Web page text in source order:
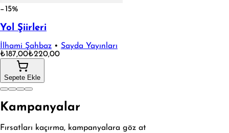
−15%
Yol Şiirleri
İlhami Şahbaz • Sayda Yayınları
₺187,00₺220,00
Sepete Ekle
Kampanyalar
Fırsatları kaçırma, kampanyalara göz at